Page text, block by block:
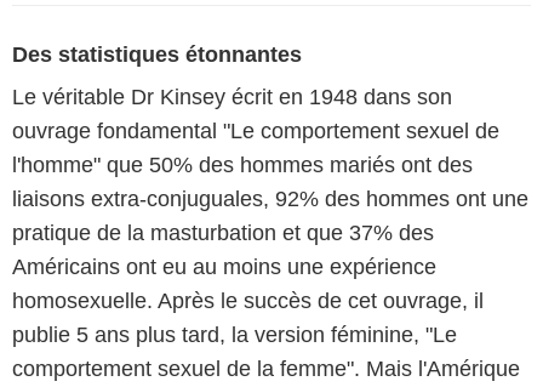
Des statistiques étonnantes
Le véritable Dr Kinsey écrit en 1948 dans son
ouvrage fondamental "Le comportement sexuel de
l'homme" que 50% des hommes mariés ont des
liaisons extra-conjuguales, 92% des hommes ont une
pratique de la masturbation et que 37% des
Américains ont eu au moins une expérience
homosexuelle. Après le succès de cet ouvrage, il
publie 5 ans plus tard, la version féminine, "Le
comportement sexuel de la femme". Mais l'Amérique